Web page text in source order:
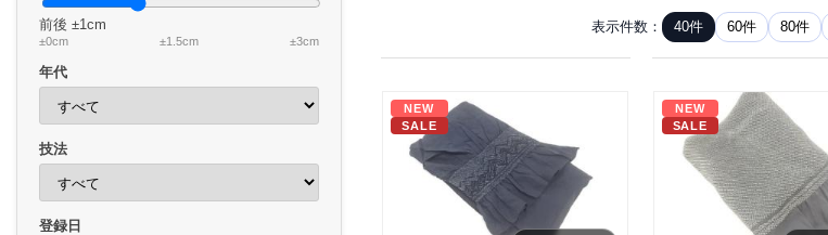
前後 ±1cm
±0cm ±1.5cm ±3cm
年代
技法
登録日
表示件数： 40件 60件 80件
NEW
SALE
NEW
SALE